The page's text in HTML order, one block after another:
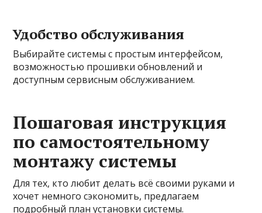
Удобство обслуживания
Выбирайте системы с простым интерфейсом,
возможностью прошивки обновлений и
доступным сервисным обслуживанием.
Пошаговая инструкция
по самостоятельному
монтажу системы
Для тех, кто любит делать всё своими руками и
хочет немного сэкономить, предлагаем
подробный план установки системы.